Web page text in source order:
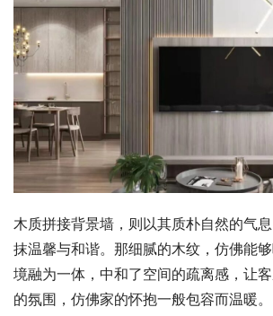
木质拼接背景墙，则以其质朴自然的气
抹温馨与和谐。那细腻的木纹，仿佛能
境融为一体，中和了空间的疏离感，让
的氛围，仿佛家的怀抱一般包容而温暖。